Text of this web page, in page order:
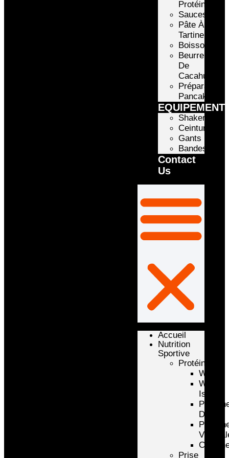
Protéinée
Sauces
Pâte À
Tartiner
Boissons
Beurre
De
Cacahuète
Préparation
Pancake
Shakers
Ceintures
Gants
Bandes
Contact
Us
Accueil
Nutrition
Sportive
Protéines
Whey
Whey
Isolate
D’oeuf
Prise